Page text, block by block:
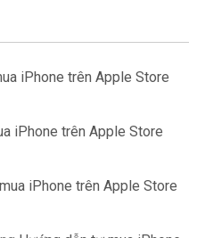
iPhone trên Apple Store
iPhone trên Apple Store
iPhone trên Apple Store